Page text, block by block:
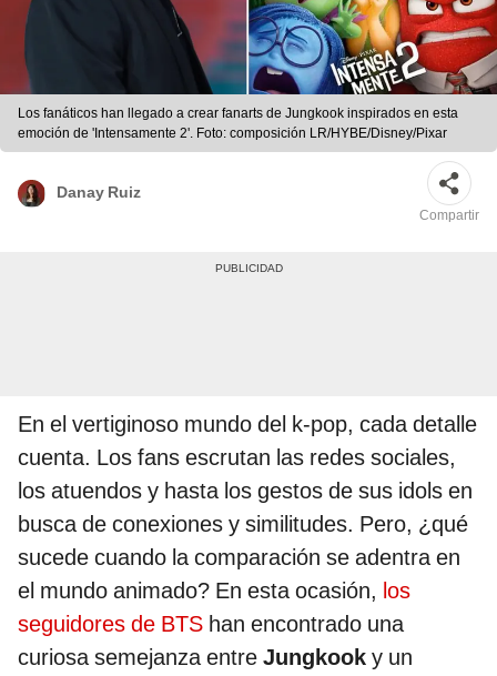
Los fanáticos han llegado a crear fanarts de Jungkook inspirados en esta
emoción de 'Intensamente 2'. Foto: composición LR/HYBE/Disney/Pixar
Danay Ruiz
Compartir
En el vertiginoso mundo del k-pop, cada detalle
cuenta. Los fans escrutan las redes sociales,
los atuendos y hasta los gestos de sus idols en
busca de conexiones y similitudes. Pero, ¿qué
sucede cuando la comparación se adentra en
el mundo animado? En esta ocasión, los
seguidores de BTS han encontrado una
curiosa semejanza entre Jungkook y un